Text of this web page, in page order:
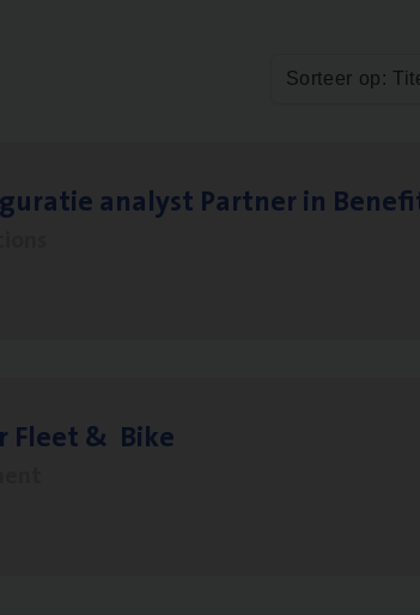
Sorteer op:
ana­lyst Part­ner in
Fleet& Bike